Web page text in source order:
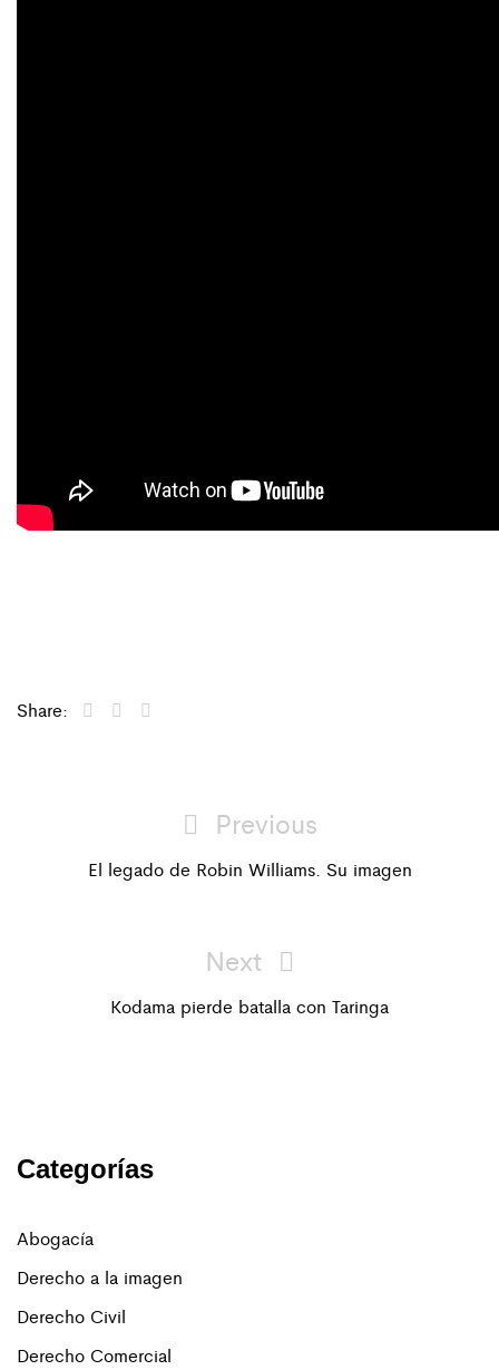
Share:
navigation
Previous
Post
Previous
El legado de Robin Williams. Su imagen
Next
Post
Next
Kodama pierde batalla con Taringa
Categorías
Abogacía
Derecho a la imagen
Derecho Civil
Derecho Comercial